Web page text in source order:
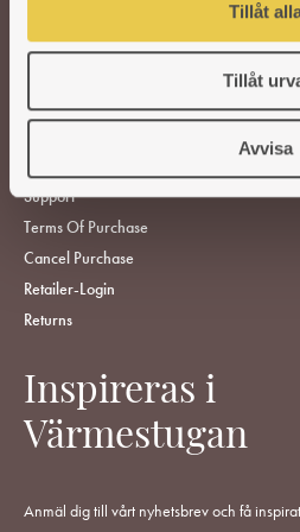
Tillåt
Tillåt
Avvisa
SPARE PARTS
ABOUT US
Support
Terms Of Purchase
Cancel Purchase
Retailer-Login
Returns
Inspireras i
Värmestugan
Anmäl dig till vårt nyhetsbrev och få